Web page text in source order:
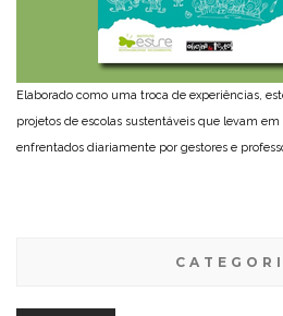
Elaborado como uma troca de experiências,
projetos de escolas sustentáveis que levam em
enfrentados diariamente por gestores e